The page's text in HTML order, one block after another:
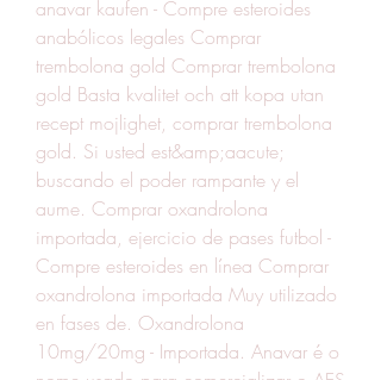
anavar kaufen - Compre esteroides
anabólicos legales Comprar
trembolona gold Comprar trembolona
gold Basta kvalitet och att kopa utan
recept mojlighet, comprar trembolona
gold. Si usted est&amp;aacute;
buscando el poder rampante y el
aume. Comprar oxandrolona
importada, ejercicio de pases futbol -
Compre esteroides en línea Comprar
oxandrolona importada Muy utilizado
en fases de. Oxandrolona
10mg/20mg - Importada. Anavar é o